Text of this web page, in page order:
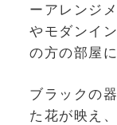
ーアレンジ
やモダンイ
の方の部屋
ブラックの
た花が映え